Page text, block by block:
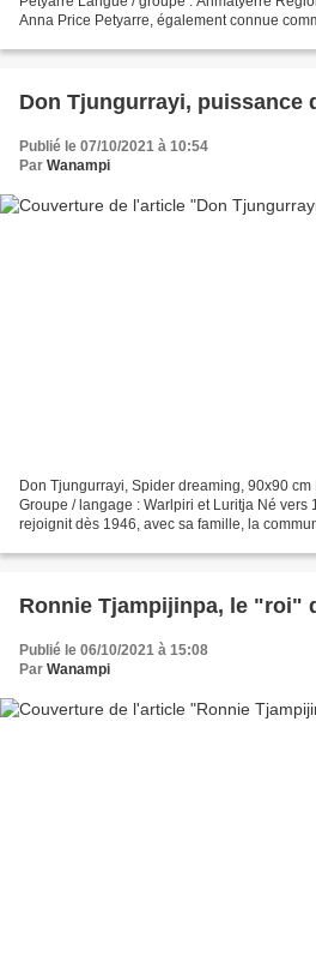
Anna Price Petyarre, également connue
Don Tjungurrayi, puissance
Publié le 07/10/2021 à 10:54
Par Wanampi
Don Tjungurrayi, Spider dreaming, 90x90
Groupe / langage : Warlpiri et Luritja Né vers
rejoignit dès 1946, avec sa famille, la
Ronnie Tjampijinpa, le "roi"
Publié le 06/10/2021 à 15:08
Par Wanampi